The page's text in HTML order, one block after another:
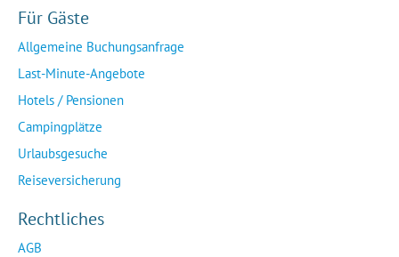
Für Gäste
Allgemeine Buchungsanfrage
Last-Minute-Angebote
Hotels / Pensionen
Campingplätze
Urlaubsgesuche
Reiseversicherung
Rechtliches
AGB